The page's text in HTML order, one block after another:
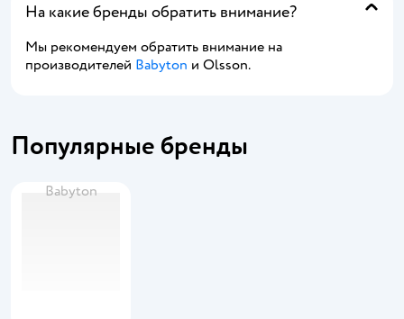
На какие бренды обратить внимание?
Мы рекомендуем обратить внимание на
производителей Babyton и Olsson.
Популярные бренды
Babyton